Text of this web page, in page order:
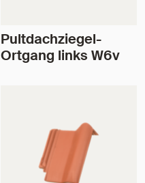
Pultdachziegel-
Ortgang links W6v